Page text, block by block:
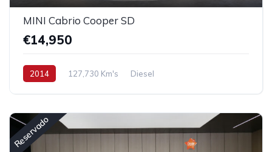
MINI Cabrio Cooper SD
€14,950
2014 127,730 Km's Diesel
Reservado